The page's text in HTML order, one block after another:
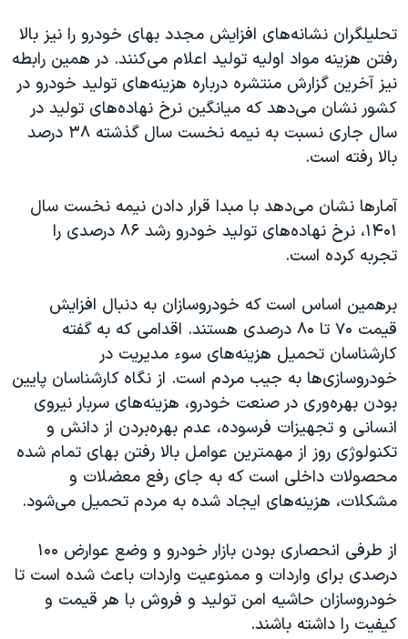
تحلیلگران نشانه‌های افزایش مجدد بهای خودرو را نیز بالا
رفتن هزینه مواد اولیه تولید اعلام می‌کنند. در همین رابطه
نیز آخرین گزارش منتشره درباره هزینه‌های تولید خودرو در
کشور نشان می‌دهد که میانگین نرخ نهاده‌های تولید در
سال جاری نسبت به نیمه نخست سال گذشته ۳۸ درصد
بالا رفته است.
آمارها نشان می‌دهد با مبدا قرار دادن نیمه نخست سال
۱۴۰۱، نرخ نهاده‌های تولید خودرو رشد ۸۶ درصدی را
تجربه کرده است.
برهمین اساس است که خودروسازان به دنبال افزایش
قیمت ۷۰ تا ۸۰ درصدی هستند. اقدامی که به گفته
کارشناسان تحمیل هزینه‌های سوء مدیریت در
خودروسازی‌ها به جیب مردم است. از نگاه کارشناسان پایین
بودن بهره‌وری در صنعت خودرو، هزینه‌های سربار نیروی
انسانی و تجهیزات فرسوده، عدم بهره‌بردن از دانش و
تکنولوژی روز از مهمترین عوامل بالا رفتن بهای تمام شده
محصولات داخلی است که به جای رفع معضلات و
مشکلات، هزینه‌های ایجاد شده به مردم تحمیل می‌شود.
از طرفی انحصاری بودن بازار خودرو و وضع عوارض ۱۰۰
درصدی برای واردات و ممنوعیت واردات باعث شده است تا
خودروسازان حاشیه امن تولید و فروش با هر قیمت و
کیفیت را داشته باشند.